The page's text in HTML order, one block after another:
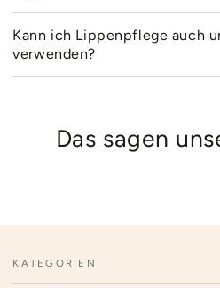
Kann ich Lippenpflege auch
verwenden?
Das sagen
KATEGORIEN